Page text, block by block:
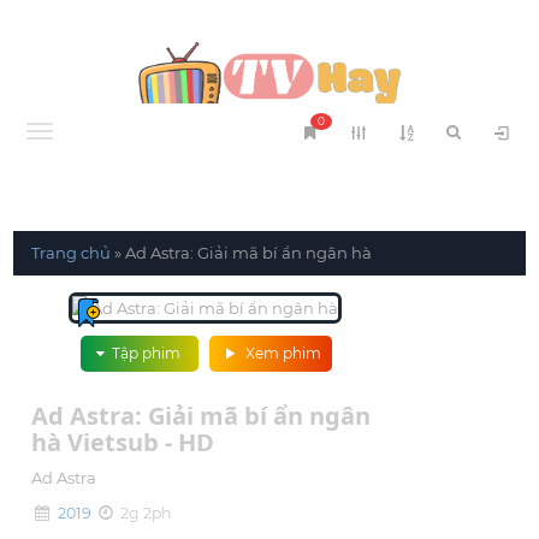
Menu
0
Trang chủ »Ad Astra: Giải mã bí ẩn ngân hà
Xem phim
Tập phim
Ad Astra: Giải mã bí ẩn ngân
hà Vietsub - HD
Ad Astra
2019
2g 2ph